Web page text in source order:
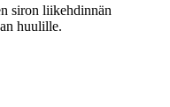
siron liikehdinnän
huulille.